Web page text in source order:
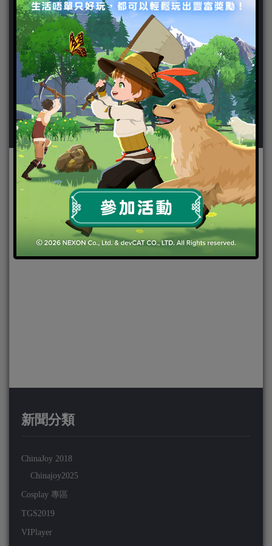
作者：繁時花火
新聞分類
ChinaJoy 2018
Chinajoy2025
Cosplay 專區
TGS2019
VIPlayer